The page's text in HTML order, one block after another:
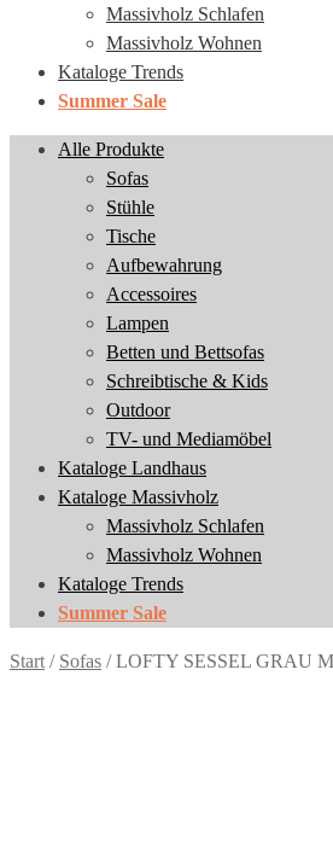
Massivholz Schlafen
Massivholz Wohnen
Kataloge Trends
Summer Sale
Alle Produkte
Sofas
Stühle
Tische
Aufbewahrung
Accessoires
Lampen
Betten und Bettsofas
Schreibtische & Kids
Outdoor
TV- und Mediamöbel
Kataloge Landhaus
Kataloge Massivholz
Massivholz Schlafen
Massivholz Wohnen
Kataloge Trends
Summer Sale
Start / Sofas /LOFTY SESSEL GRAU